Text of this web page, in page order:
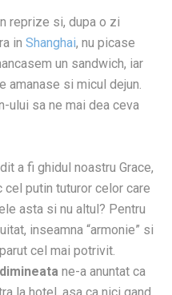
reprize si, dupa o zi
in Shanghai, nu picase
un sandwich, iar
amanase si micul dejun.
ului sa ne mai dea ceva
a fi ghidul noastru Grace,
putin tuturor celor care
asta si nu altul? Pentru
inseamna “armonie” si
cel mai potrivit.
ne-a anuntat ca